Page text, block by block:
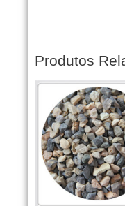
Produtos